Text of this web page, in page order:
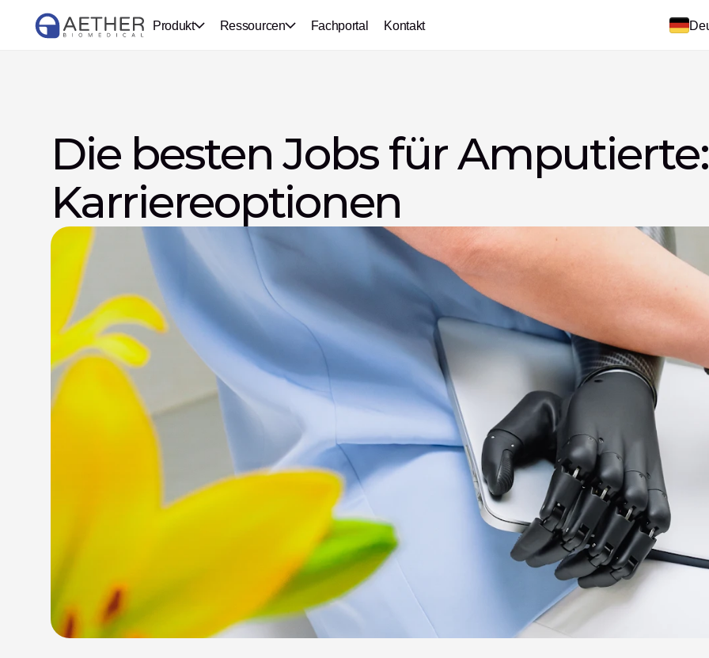
Produkt Ressourcen Fachportal Kontakt
Die besten Jobs für
Karriereoptionen